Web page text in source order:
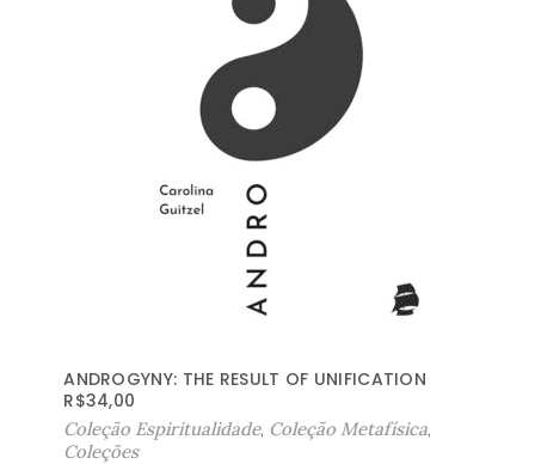
ANDROGYNY: THE RESULT OF UNIFICATION
R$34,00
Coleção Espiritualidade, Coleção Metafísica,
Coleções